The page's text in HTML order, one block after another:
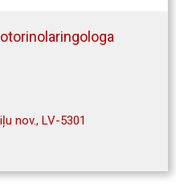
nov., LV-5301